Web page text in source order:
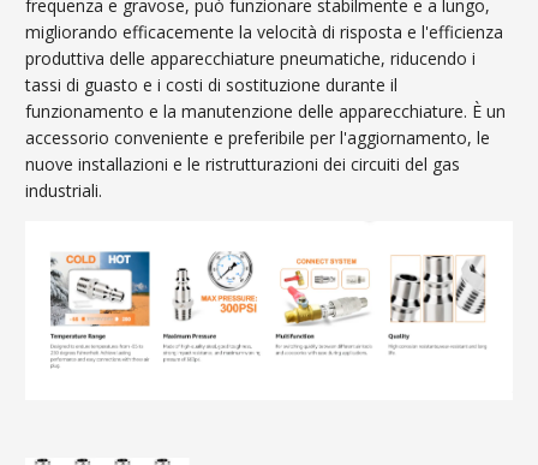
frequenza e gravose, può funzionare stabilmente e a lungo,
migliorando efficacemente la velocità di risposta e l'efficienza
produttiva delle apparecchiature pneumatiche, riducendo i
tassi di guasto e i costi di sostituzione durante il
funzionamento e la manutenzione delle apparecchiature. È un
accessorio conveniente e preferibile per l'aggiornamento, le
nuove installazioni e le ristrutturazioni dei circuiti del gas
industriali.